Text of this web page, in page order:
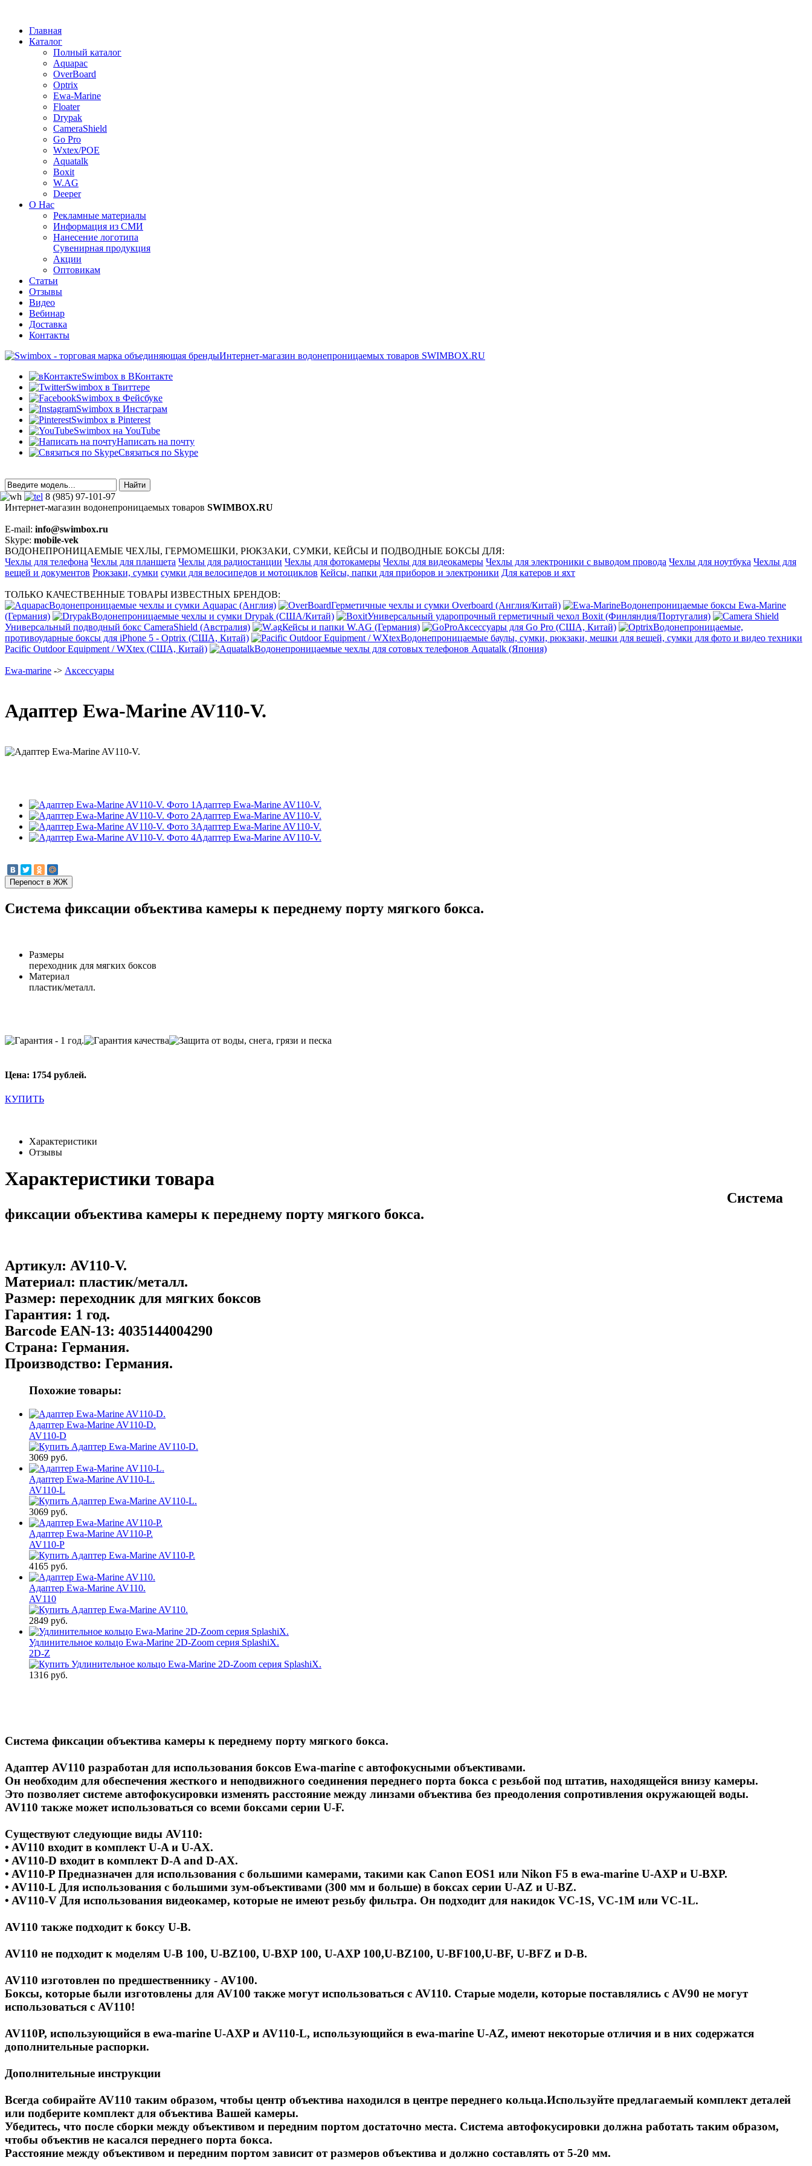
Главная
Каталог
Полный каталог
Aquapac
OverBoard
Optrix
Ewa-Marine
Floater
Drypak
CameraShield
Go Pro
Wxtex/POE
Aquatalk
Boxit
W.AG
Deeper
О Нас
Рекламные материалы
Информация из СМИ
Нанесение логотипа
Сувенирная продукция
Акции
Оптовикам
Статьи
Отзывы
Видео
Вебинар
Доставка
Контакты
Интернет-магазин водонепроницаемых товаров SWIMBOX.RU
Swimbox в ВКонтакте
Swimbox в Твиттере
Swimbox в Фейсбуке
Swimbox в Инстаграм
Swimbox в Pinterest
Swimbox на YouTube
Написать на почту
Связаться по Skype
8 (985) 97-101-97
Интернет-магазин водонепроницаемых товаров SWIMBOX.RU
E-mail: info@swimbox.ru
Skype: mobile-vek
ВОДОНЕПРОНИЦАЕМЫЕ ЧЕХЛЫ, ГЕРМОМЕШКИ, РЮКЗАКИ, СУМКИ, КЕЙСЫ И ПОДВОДНЫЕ БОКСЫ ДЛЯ:
Чехлы для телефона Чехлы для планшета Чехлы для радиостанции Чехлы для фотокамеры Чехлы для видеокамеры Чехлы для электроники с выводом провода Чехлы для ноутбука Чехлы для
вещей и документов Рюкзаки, сумки сумки для велосипедов и мотоциклов Кейсы, папки для приборов и электроники Для катеров и яхт
ТОЛЬКО КАЧЕСТВЕННЫЕ ТОВАРЫ ИЗВЕСТНЫХ БРЕНДОВ:
Водонепроницаемые чехлы и сумки Aquapac (Англия)
Герметичные чехлы и сумки Overboard (Англия/Китай)
Водонепроницаемые боксы Ewa-Marine
(Германия)
Водонепроницаемые чехлы и сумки Drypak (США/Китай)
Универсальный ударопрочный герметичный чехол Boxit (Финляндия/Португалия)
Универсальный подводный бокс CameraShield (Австралия)
Кейсы и папки W.AG (Германия) Аксессуары для Go Pro (США, Китай)
Водонепроницаемые,
противоударные боксы для iPhone 5 - Optrix (США, Китай)
Водонепроницаемые баулы, сумки, рюкзаки, мешки для вещей, сумки для фото и видео техники
Pacific Outdoor Equipment / WXtex (США, Китай)
Водонепроницаемые чехлы для сотовых телефонов Aquatalk (Япония)
Ewa-marine -> Аксессуары
Адаптер Ewa-Marine AV110-V.
Адаптер Ewa-Marine AV110-V.
Адаптер Ewa-Marine AV110-V.
Адаптер Ewa-Marine AV110-V.
Адаптер Ewa-Marine AV110-V.
Система фиксации объектива камеры к переднему порту мягкого бокса.
Размеры
переходник для мягких боксов
Материал
пластик/металл.
Цена: 1754 рублей.
КУПИТЬ
Характеристики
Отзывы
Характеристики товара
Система
фиксации объектива камеры к переднему порту мягкого бокса.
Артикул: AV110-V.
Материал: пластик/металл.
Размер: переходник для мягких боксов
Гарантия: 1 год.
Barcode EAN-13: 4035144004290
Страна: Германия.
Производство: Германия.
Похожие товары:
Адаптер Ewa-Marine AV110-D.
AV110-D
3069 руб.
Адаптер Ewa-Marine AV110-L.
AV110-L
3069 руб.
Адаптер Ewa-Marine AV110-P.
AV110-P
4165 руб.
Адаптер Ewa-Marine AV110.
AV110
2849 руб.
Удлинительное кольцо Ewa-Marine 2D-Zoom серия SplashiX.
2D-Z
1316 руб.
Cистема фиксации объектива камеры к переднему порту мягкого бокса.
Адаптер AV110 разработан для использования боксов Ewa-marine с автофокусными объективами.
Он необходим для обеспечения жесткого и неподвижного соединения переднего порта бокса с резьбой под штатив, находящейся внизу камеры.
Это позволяет системе автофокусировки изменять расстояние между линзами объектива без преодоления сопротивления окружающей воды.
AV110 также может использоваться со всеми боксами серии U-F.
Существуют следующие виды AV110:
• AV110 входит в комплект U-A и U-AX.
• AV110-D входит в комплект D-A and D-AX.
• AV110-P Предназначен для использования с большими камерами, такими как Canon EOS1 или Nikon F5 в ewa-marine U-AXP и U-BXP.
• AV110-L Для использования с большими зум-объективами (300 мм и больше) в боксах серии U-AZ и U-BZ.
• AV110-V Для использования видеокамер, которые не имеют резьбу фильтра. Он подходит для накидок VC-1S, VC-1M или VC-1L.
AV110 также подходит к боксу U-B.
AV110 не подходит к моделям U-B 100, U-BZ100, U-BXP 100, U-AXP 100,U-BZ100, U-BF100,U-BF, U-BFZ и D-B.
AV110 изготовлен по предшественнику - AV100.
Боксы, которые были изготовлены для AV100 также могут использоваться с AV110. Старые модели, которые поставлялись с AV90 не могут
использоваться с AV110!
AV110P, использующийся в ewa-marine U-AXP и AV110-L, использующийся в ewa-marine U-AZ, имеют некоторые отличия и в них содержатся
дополнительные распорки.
Дополнительные инструкции
Всегда собирайте AV110 таким образом, чтобы центр объектива находился в центре переднего кольца.Используйте предлагаемый комплект деталей
или подберите комплект для объектива Вашей камеры.
Убедитесь, что после сборки между объективом и передним портом достаточно места. Система автофокусировки должна работать таким образом,
чтобы объектив не касался переднего порта бокса.
Расстояние между объективом и передним портом зависит от размеров объектива и должно составлять от 5-20 мм.